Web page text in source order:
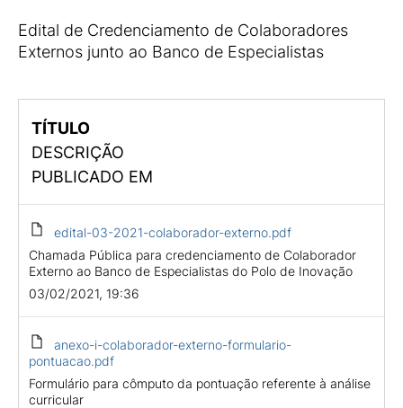
Edital de Credenciamento de Colaboradores
Externos junto ao Banco de Especialistas
TÍTULO
DESCRIÇÃO
PUBLICADO EM
edital-03-2021-colaborador-externo.pdf
Chamada Pública para credenciamento de Colaborador
Externo ao Banco de Especialistas do Polo de Inovação
03/02/2021, 19:36
anexo-i-colaborador-externo-formulario-
pontuacao.pdf
Formulário para cômputo da pontuação referente à análise
curricular